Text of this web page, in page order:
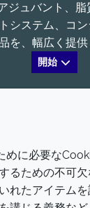
ュバント、
ステム、コ
を、幅広く提供
開始
利用規
プライ
に必要な
ための不可欠
れたアイテム